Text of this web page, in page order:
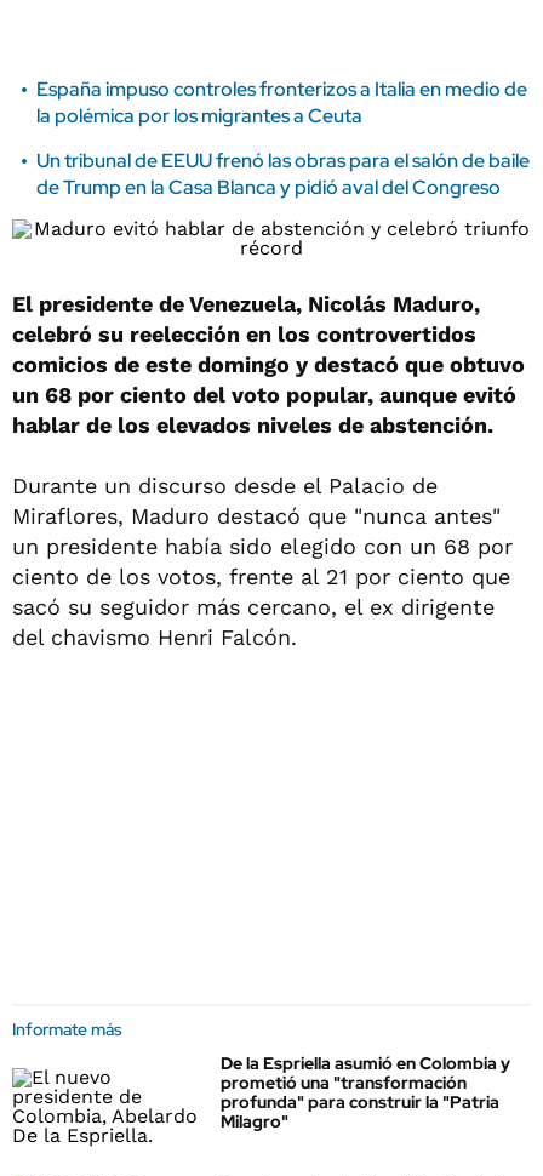
España impuso controles fronterizos a Italia en medio de
la polémica por los migrantes a Ceuta
Un tribunal de EEUU frenó las obras para el salón de baile
de Trump en la Casa Blanca y pidió aval del Congreso
El presidente de Venezuela, Nicolás Maduro,
celebró su reelección en los controvertidos
comicios de este domingo y destacó que obtuvo
un 68 por ciento del voto popular, aunque evitó
hablar de los elevados niveles de abstención.
Durante un discurso desde el Palacio de
Miraflores, Maduro destacó que "nunca antes"
un presidente había sido elegido con un 68 por
ciento de los votos, frente al 21 por ciento que
sacó su seguidor más cercano, el ex dirigente
del chavismo Henri Falcón.
Informate más
De la Espriella asumió en Colombia y
prometió una "transformación
profunda" para construir la "Patria
Milagro"